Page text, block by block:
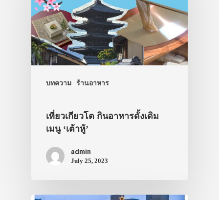
บทความ ร้านอาหาร
เที่ยวเกียวโต กินอาหารดั้งเดิม
เมนู ‘เต้าหู้’
admin
July 25, 2023
ภาพประทับใจ